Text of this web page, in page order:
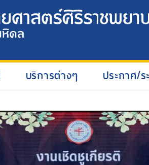
บริการต่างๆ ประกาศ/